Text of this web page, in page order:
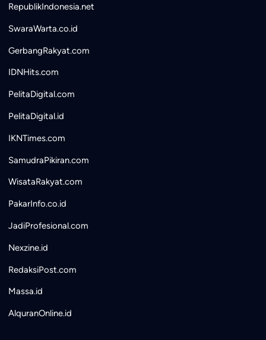
RepublikIndonesia.net
SwaraWarta.co.id
GerbangRakyat.com
IDNHits.com
PelitaDigital.com
PelitaDigital.id
IKNTimes.com
SamudraPikiran.com
WisataRakyat.com
PakarInfo.co.id
JadiProfesional.com
Nexzine.id
RedaksiPost.com
Massa.id
AlquranOnline.id